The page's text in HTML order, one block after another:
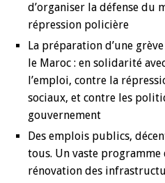
d’organiser la défense du
répression policière
La préparation d’une
le Maroc : en solidarité
l’emploi, contre la
sociaux, et contre les
gouvernement
Des emplois publics,
tous. Un vaste
rénovation des